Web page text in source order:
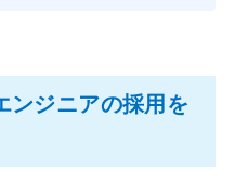
ンジニアの採用を